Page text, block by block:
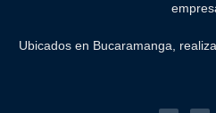
Ubicados en Bucaramanga,